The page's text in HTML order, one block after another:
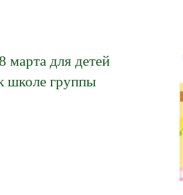
марта для детей
школе группы